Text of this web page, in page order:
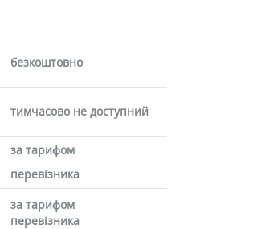
безкоштовно
тимчасово не доступний
за тарифом
перевізника
за тарифом
перевізника